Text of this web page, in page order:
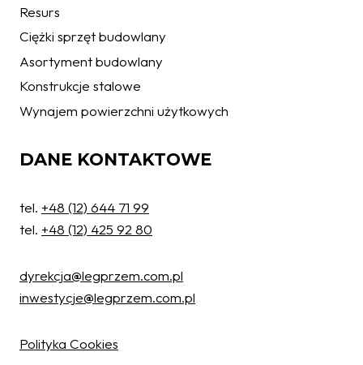
Resurs
Ciężki sprzęt budowlany
Asortyment budowlany
Konstrukcje stalowe
Wynajem powierzchni użytkowych
DANE KONTAKTOWE
tel. +48 (12) 644 71 99
tel. +48 (12) 425 92 80
dyrekcja@legprzem.com.pl
inwestycje@legprzem.com.pl
Polityka Cookies
W związku z wejściem w życie z dniem 25.05.2018 r. Rozporządzenia
Parlamentu Europejskiego i Rady (UE) 2016/679 w sprawie ochrony osób